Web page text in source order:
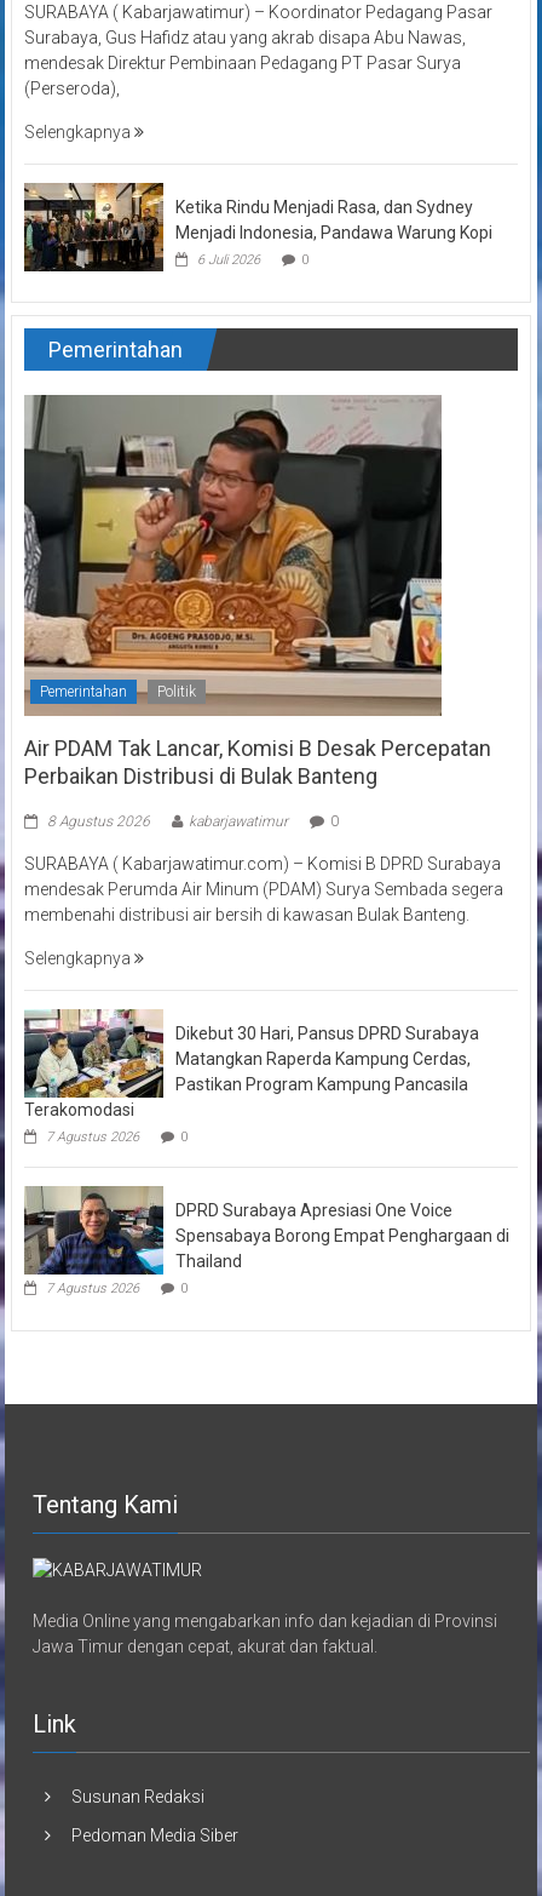
SURABAYA ( Kabarjawatimur) – Koordinator Pedagang Pasar
Surabaya, Gus Hafidz atau yang akrab disapa Abu Nawas,
mendesak Direktur Pembinaan Pedagang PT Pasar Surya
(Perseroda),
Selengkapnya
Ketika Rindu Menjadi Rasa, dan Sydney
Menjadi Indonesia, Pandawa Warung Kopi
6 Juli 2026 0
Pemerintahan
Pemerintahan Politik
Air PDAM Tak Lancar, Komisi B Desak Percepatan
Perbaikan Distribusi di Bulak Banteng
8 Agustus 2026 kabarjawatimur 0
SURABAYA ( Kabarjawatimur.com) – Komisi B DPRD Surabaya
mendesak Perumda Air Minum (PDAM) Surya Sembada segera
membenahi distribusi air bersih di kawasan Bulak Banteng.
Selengkapnya
Dikebut 30 Hari, Pansus DPRD Surabaya
Matangkan Raperda Kampung Cerdas,
Pastikan Program Kampung Pancasila
Terakomodasi
7 Agustus 2026 0
DPRD Surabaya Apresiasi One Voice
Spensabaya Borong Empat Penghargaan di
Thailand
7 Agustus 2026 0
Tentang Kami
Media Online yang mengabarkan info dan kejadian di Provinsi
Jawa Timur dengan cepat, akurat dan faktual.
Link
Susunan Redaksi
Pedoman Media Siber